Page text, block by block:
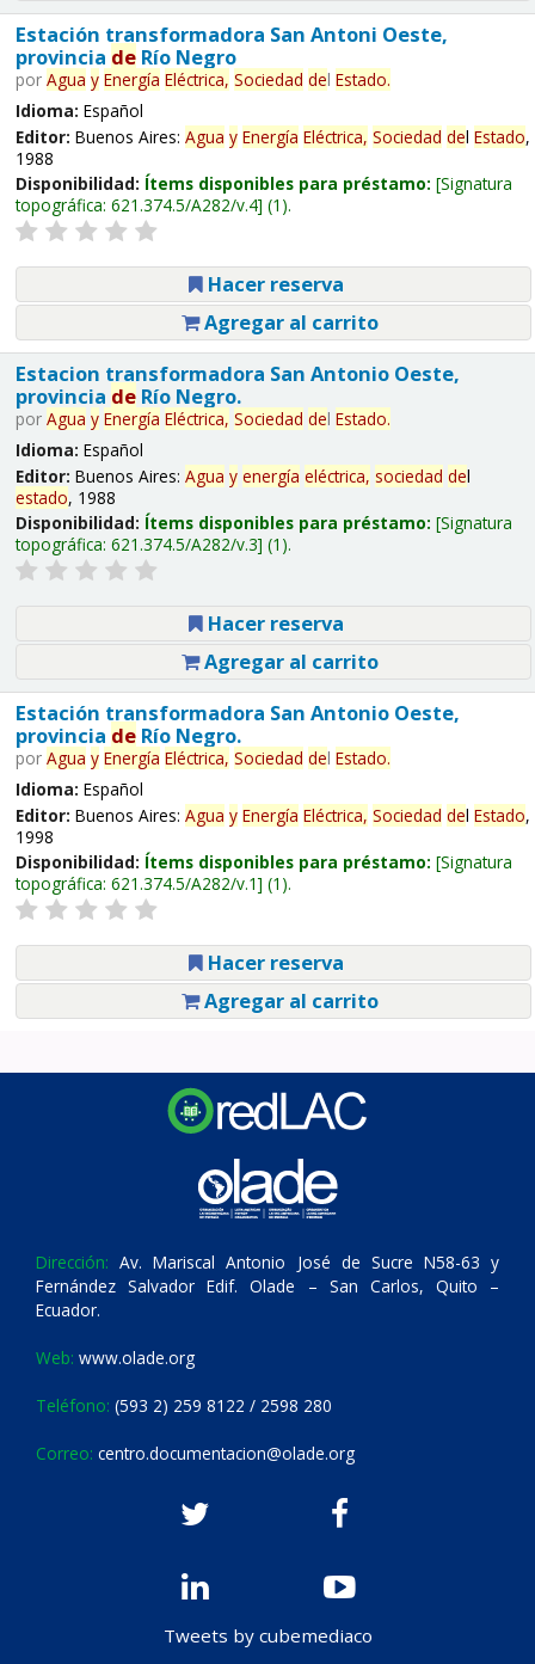
Estación transformadora San Antoni Oeste,
provincia deRío Negro
por Agua y Energía Eléctrica, Sociedad del Estado.
Idioma: Español
Editor: Buenos Aires: Agua y Energía Eléctrica, Sociedad del Estado,
1988
Disponibilidad: Ítems disponibles para préstamo: Signatura
topográfica: 621.374.5/A282/v.4 (1).
Hacer reserva
Agregar al carrito
Estacion transformadora San Antonio Oeste,
provincia deRío Negro.
por Agua y Energía Eléctrica, Sociedad del Estado.
Idioma: Español
Editor: Buenos Aires: Agua y energía eléctrica, sociedad del
estado, 1988
Disponibilidad: Ítems disponibles para préstamo: Signatura
topográfica: 621.374.5/A282/v.3 (1).
Hacer reserva
Agregar al carrito
Estación transformadora San Antonio Oeste,
provincia deRío Negro.
por Agua y Energía Eléctrica, Sociedad del Estado.
Idioma: Español
Editor: Buenos Aires: Agua y Energía Eléctrica, Sociedad del Estado,
1998
Disponibilidad: Ítems disponibles para préstamo: Signatura
topográfica: 621.374.5/A282/v.1 (1).
Hacer reserva
Agregar al carrito
Dirección: Av. Mariscal Antonio José de Sucre N58-63 y
Fernández Salvador Edif. Olade – San Carlos, Quito –
Ecuador.
Web: www.olade.org
Teléfono: (593 2) 259 8122 / 2598 280
Correo: centro.documentacion@olade.org
Tweets by cubemediaco